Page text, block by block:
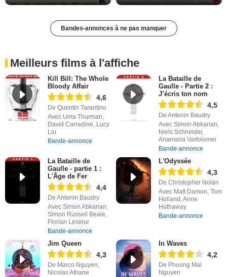
Bandes-annonces à ne pas manquer
Meilleurs films à l'affiche
Kill Bill: The Whole
Bloody Affair
4,6
De Quentin Tarantino
Avec Uma Thurman,
David Carradine, Lucy
Liu
Bande-annonce
La Bataille de
Gaulle - Partie 2 :
J’écris ton nom
4,5
De Antonin Baudry
Avec Simon Abkarian,
Niels Schneider,
Anamaria Vartolomei
Bande-annonce
La Bataille de
Gaulle - partie 1 :
L'Âge de Fer
4,4
De Antonin Baudry
Avec Simon Abkarian,
Simon Russell Beale,
Florian Lesieur
Bande-annonce
L'Odyssée
4,3
De Christopher Nolan
Avec Matt Damon, Tom
Holland, Anne
Hathaway
Bande-annonce
Jim Queen
4,3
De Marco Nguyen,
Nicolas Athane
In Waves
4,2
De Phuong Mai
Nguyen